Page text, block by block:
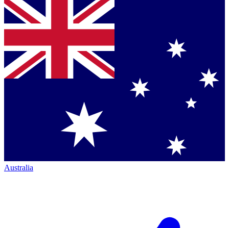
Australia